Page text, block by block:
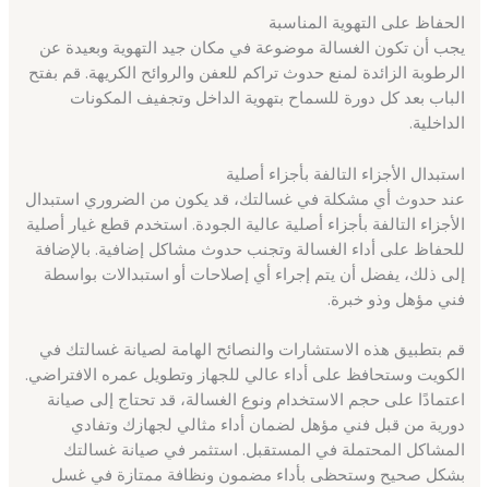
الحفاظ على التهوية المناسبة
يجب أن تكون الغسالة موضوعة في مكان جيد التهوية وبعيدة عن
الرطوبة الزائدة لمنع حدوث تراكم للعفن والروائح الكريهة. قم بفتح
الباب بعد كل دورة للسماح بتهوية الداخل وتجفيف المكونات
الداخلية.
استبدال الأجزاء التالفة بأجزاء أصلية
عند حدوث أي مشكلة في غسالتك، قد يكون من الضروري استبدال
الأجزاء التالفة بأجزاء أصلية عالية الجودة. استخدم قطع غيار أصلية
للحفاظ على أداء الغسالة وتجنب حدوث مشاكل إضافية. بالإضافة
إلى ذلك، يفضل أن يتم إجراء أي إصلاحات أو استبدالات بواسطة
فني مؤهل وذو خبرة.
قم بتطبيق هذه الاستشارات والنصائح الهامة لصيانة غسالتك في
الكويت وستحافظ على أداء عالي للجهاز وتطويل عمره الافتراضي.
اعتمادًا على حجم الاستخدام ونوع الغسالة، قد تحتاج إلى صيانة
دورية من قبل فني مؤهل لضمان أداء مثالي لجهازك وتفادي
المشاكل المحتملة في المستقبل. استثمر في صيانة غسالتك
بشكل صحيح وستحظى بأداء مضمون ونظافة ممتازة في غسل